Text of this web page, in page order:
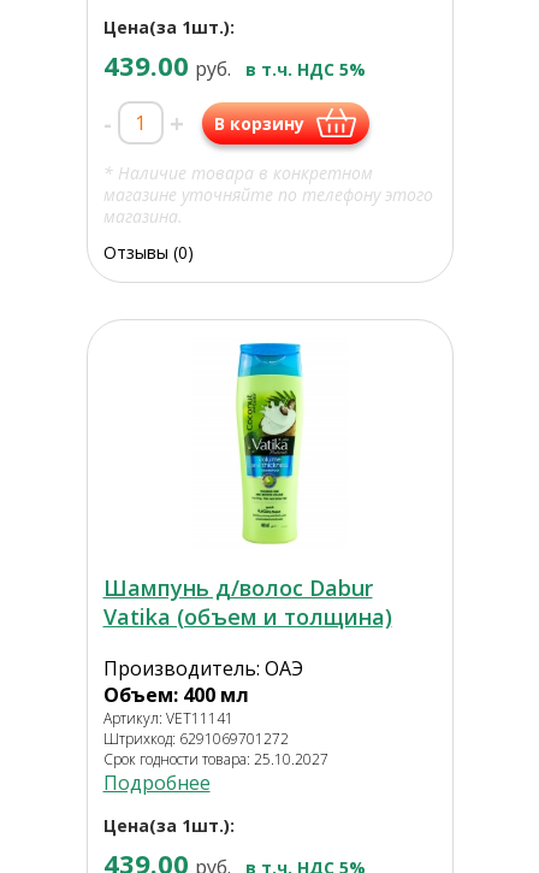
Цена(за 1шт.):
439.00 руб. в т.ч. НДС 5%
- + В корзину
* Наличие товара в конкретном
магазине уточняйте по телефону этого
магазина.
Отзывы (0)
Шампунь д/волос Dabur
Vatika (объем и толщина)
Производитель: ОАЭ
Объем: 400 мл
Артикул: VET11141
Штрихкод: 6291069701272
Срок годности товара: 25.10.2027
Подробнее
Цена(за 1шт.):
439.00 руб. в т.ч. НДС 5%